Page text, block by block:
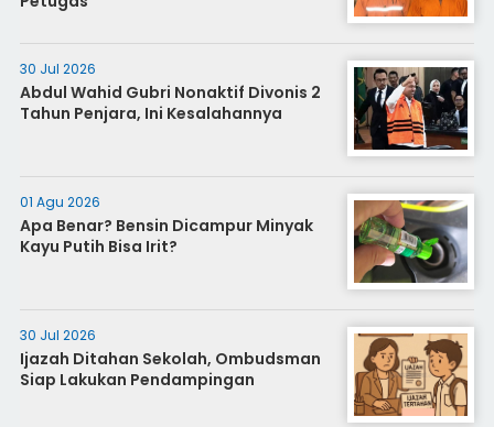
30 Jul 2026
Abdul Wahid Gubri Nonaktif Divonis 2
Tahun Penjara, Ini Kesalahannya
01 Agu 2026
Apa Benar? Bensin Dicampur Minyak
Kayu Putih Bisa Irit?
30 Jul 2026
Ijazah Ditahan Sekolah, Ombudsman
Siap Lakukan Pendampingan